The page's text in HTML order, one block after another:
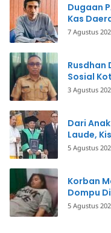
Dugaan
Kas
Terkait
7 Agustus
Rusdhan
Sosial
3 Agustus
Dari
Laude,
5 Agustus
Korban
Dompu
5 Agustus